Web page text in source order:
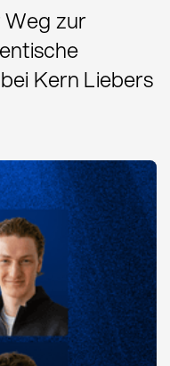
Weg zur
Kern Liebers